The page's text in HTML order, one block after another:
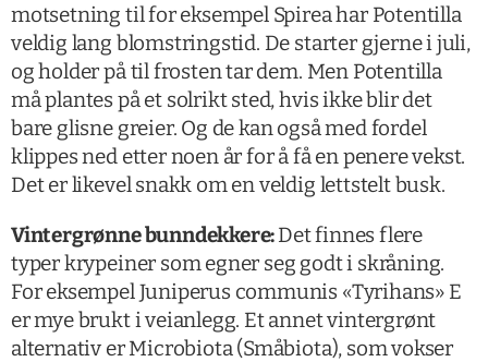
motsetning til for eksempel Spirea har Potentilla
veldig lang blomstringstid. De starter gjerne i juli,
og holder på til frosten tar dem. Men Potentilla
må plantes på et solrikt sted, hvis ikke blir det
bare glisne greier. Og de kan også med fordel
klippes ned etter noen år for å få en penere vekst.
Det er likevel snakk om en veldig lettstelt busk.
Vintergrønne bunndekkere:Det finnes flere
typer krypeiner som egner seg godt i skråning.
For eksempel Juniperus communis «Tyrihans» E
er mye brukt i veianlegg. Et annet vintergrønt
alternativ er Microbiota (Småbiota), som vokser